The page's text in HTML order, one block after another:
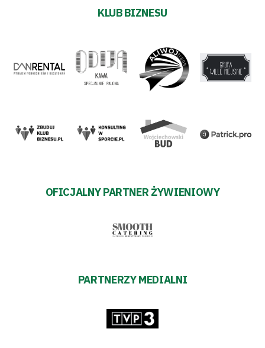
KLUB BIZNESU
OFICJALNY PARTNER ŻYWIENIOWY
PARTNERZY MEDIALNI